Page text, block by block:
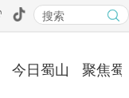
今日蜀山 聚焦蜀